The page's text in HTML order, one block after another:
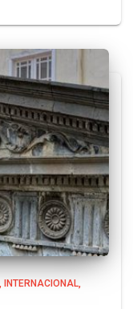
INTERNACIONAL